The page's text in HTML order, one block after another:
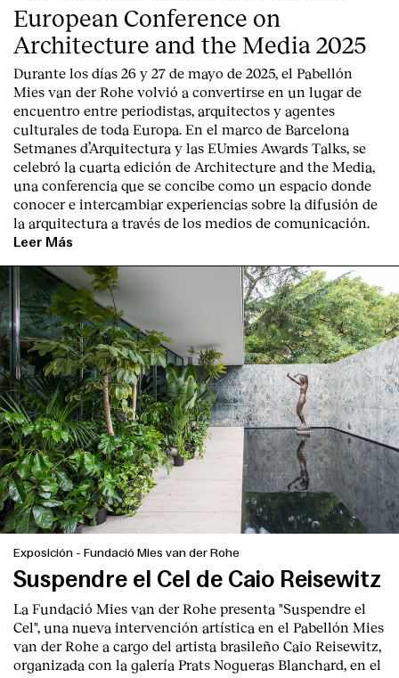
European Conference on
Architecture and the Media 2025
Durante los días 26 y 27 de mayo de 2025, el Pabellón
Mies van der Rohe volvió a convertirse en un lugar de
encuentro entre periodistas, arquitectos y agentes
culturales de toda Europa. En el marco de Barcelona
Setmanes d’Arquitectura y las EUmies Awards Talks, se
celebró la cuarta edición de Architecture and the Media,
una conferencia que se concibe como un espacio donde
conocer e intercambiar experiencias sobre la difusión de
la arquitectura a través de los medios de comunicación.
Leer Más
Exposición - Fundació Mies van der Rohe
Suspendre el Cel de Caio Reisewitz
La Fundació Mies van der Rohe presenta "Suspendre el
Cel", una nueva intervención artística en el Pabellón Mies
van der Rohe a cargo del artista brasileño Caio Reisewitz,
organizada con la galería Prats Nogueras Blanchard, en el